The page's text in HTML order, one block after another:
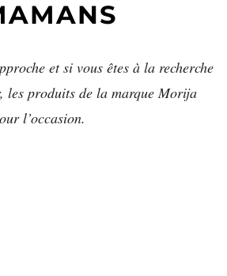
et si vous êtes à la recherche
les produits de la marque Morija
l’occasion.